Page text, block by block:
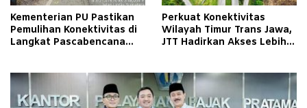
Kementerian PU Pastikan
Pemulihan Konektivitas di
Langkat Pascabencana
Perkuat Konektivitas
Wilayah Timur Trans Jawa,
JTT Hadirkan Akses Lebih